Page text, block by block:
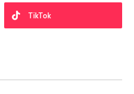
TikTok